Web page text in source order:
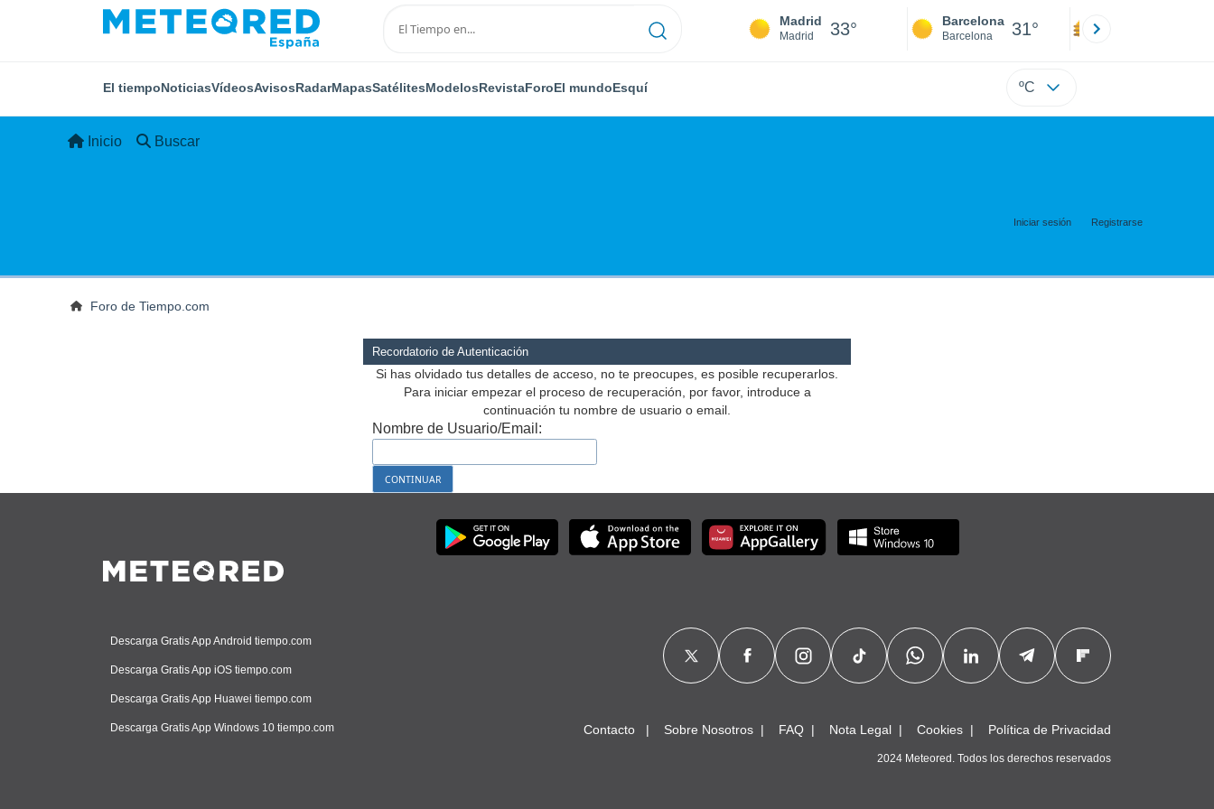
Madrid
Madrid 33° Barcelona
Barcelona 31°
El tiempoNoticiasVídeosAvisosRadarMapasSatélitesModelosRevistaForoEl mundoEsquí ºC
Inicio Buscar
Iniciar sesión Registrarse
Foro de Tiempo.com
Recordatorio de Autenticación
Si has olvidado tus detalles de acceso, no te preocupes, es posible recuperarlos.
Para iniciar empezar el proceso de recuperación, por favor, introduce a
continuación tu nombre de usuario o email.
Nombre de Usuario/Email:
Descarga Gratis App Android tiempo.com
Descarga Gratis App iOS tiempo.com
Descarga Gratis App Huawei tiempo.com
Descarga Gratis App Windows 10 tiempo.com Contacto Sobre Nosotros FAQ Nota Legal Cookies Política de Privacidad
2024 Meteored. Todos los derechos reservados